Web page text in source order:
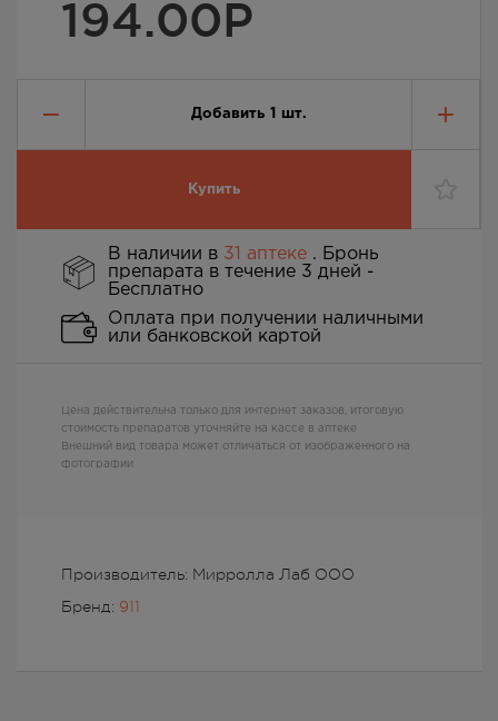
194.00Р
Добавить 1 шт.
Купить
Производитель: Мирролла Лаб ООО
Бренд: 911
В наличии в 31 аптеке . Бронь
препарата в течение 3 дней -
Бесплатно
Оплата при получении наличными
или банковской картой
Цена действительна только для интернет заказов, итоговую
стоимость препаратов уточняйте на кассе в аптеке
Внешний вид товара может отличаться от изображенного на
фотографии